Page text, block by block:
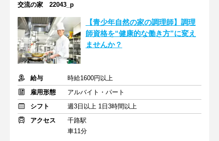
交流の家 22043_p
【青少年自然の家の調理師】調理
師資格を“健康的な働き方”に変え
ませんか？
給与
時給1600円以上
雇用形態
アルバイト・パート
シフト
週3日以上 1日3時間以上
アクセス
千路駅
車11分